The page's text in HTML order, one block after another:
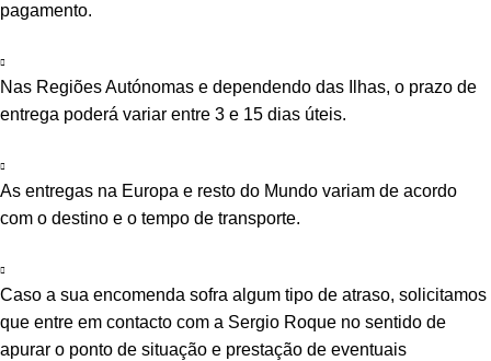
pagamento.
Nas Regiões Autónomas e dependendo das Ilhas, o prazo de
entrega poderá variar entre 3 e 15 dias úteis.
As entregas na Europa e resto do Mundo variam de acordo
com o destino e o tempo de transporte.
Caso a sua encomenda sofra algum tipo de atraso, solicitamos
que entre em contacto com a Sergio Roque no sentido de
apurar o ponto de situação e prestação de eventuais